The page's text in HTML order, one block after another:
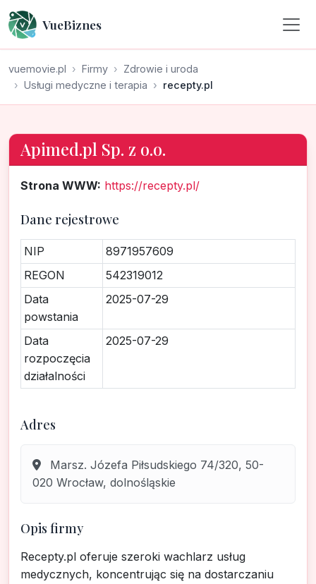
VueBiznes
vuemovie.pl Firmy
Zdrowie i uroda
Usługi medyczne i terapia
recepty.pl
Apimed.pl Sp. z o.o.
Strona WWW: https://recepty.pl/
Dane rejestrowe
NIP
8971957609
REGON
542319012
Data
powstania
2025-07-29
Data
rozpoczęcia
działalności
2025-07-29
Adres
Marsz. Józefa Piłsudskiego 74/320, 50-
020 Wrocław, dolnośląskie
Opis firmy
Recepty.pl oferuje szeroki wachlarz usług
medycznych, koncentrując się na dostarczaniu